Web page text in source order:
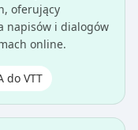
oferujący
napisów i dialogów
online.
do VTT